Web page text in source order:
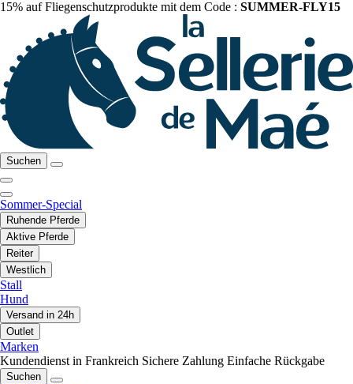
15% auf Fliegenschutzprodukte mit dem Code : SUMMER-FLY15
Suchen
Sommer-Special
Ruhende Pferde
Aktive Pferde
Reiter
Westlich
Stall
Hund
Versand in 24h
Outlet
Marken
Kundendienst in Frankreich Sichere Zahlung Einfache Rückgabe
Suchen